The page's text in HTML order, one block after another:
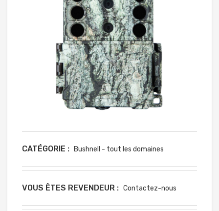
CATÉGORIE : Bushnell - tout les domaines
VOUS ÊTES REVENDEUR : Contactez-nous